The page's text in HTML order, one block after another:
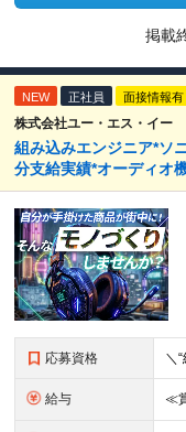
掲載
NEW 正社員 面接情報有
株式会社ユー・エス・イー
組み込みエンジニア*ソ
分支給実績*オーディオ
応募資格
給与